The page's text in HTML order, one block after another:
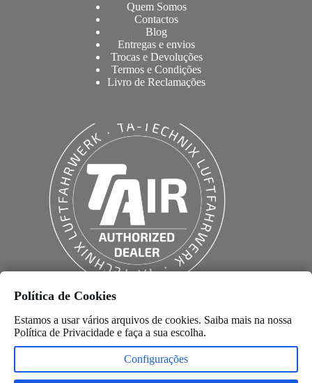
Quem Somos
Contactos
Blog
Entregas e envios
Trocas e Devoluções
Termos e Condições
Livro de Reclamações
Política de Cookies
Estamos a usar vários arquivos de cookies. Saiba mais na nossa
Política de Privacidade e faça a sua escolha.
Configurações